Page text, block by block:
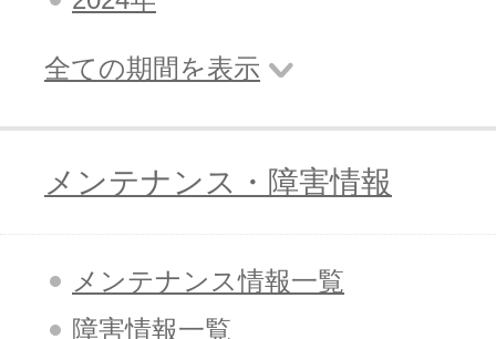
全ての期間を表示
メンテナンス・障害情報
メンテナンス情報一覧
障害情報一覧